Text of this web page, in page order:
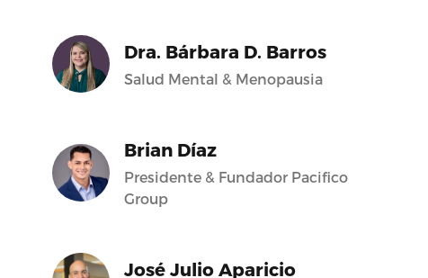
Dra. Bárbara D. Barros
Salud Mental & Menopausia
Brian Díaz
Presidente & Fundador Pacifico
Group
José Julio Aparicio